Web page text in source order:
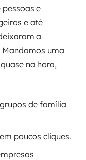
e
e até
a
uma
na hora,
de família
poucos cliques.